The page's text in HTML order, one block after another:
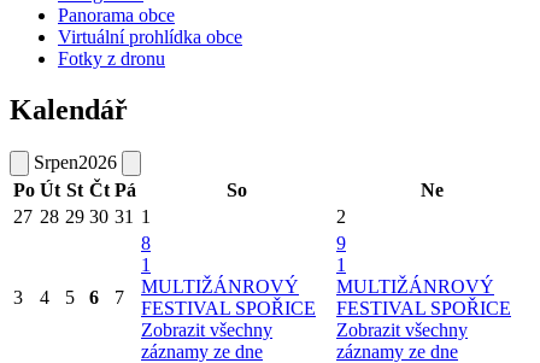
Panorama obce
Virtuální prohlídka obce
Fotky z dronu
Kalendář
Srpen2026
Po Út St Čt Pá So
Ne
27 28 29 30 31 1 2
3 4 5 6 7
8
1
MULTIŽÁNROVÝ
FESTIVAL SPOŘICE
Zobrazit všechny
záznamy ze dne
9
1
MULTIŽÁNROVÝ
FESTIVAL SPOŘICE
Zobrazit všechny
záznamy ze dne